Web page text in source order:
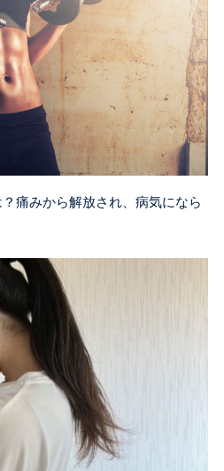
痛みから解放され、病気になら